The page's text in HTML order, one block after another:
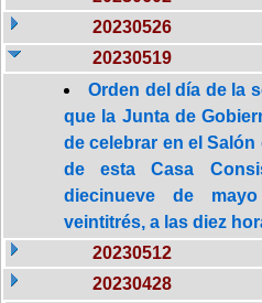
20230526
20230519
Orden del día de la
que la Junta de
de celebrar en el
de esta Casa
diecinueve de
veintitrés, a las diez
20230512
20230428